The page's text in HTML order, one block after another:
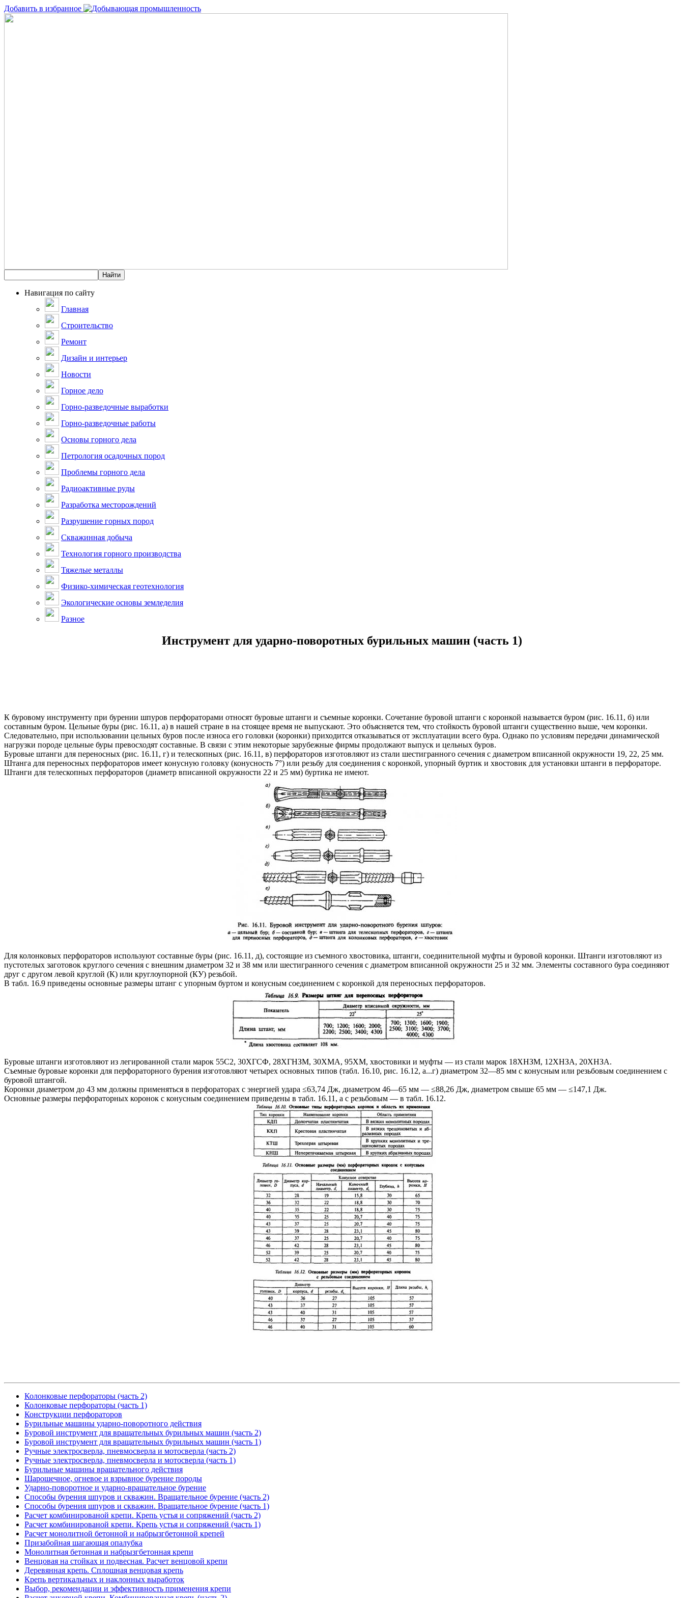
Добавить в избранное
Навигация по сайту
Главная
Строительство
Ремонт
Дизайн и интерьер
Новости
Горное дело
Горно-разведочные выработки
Горно-разведочные работы
Основы горного дела
Петрология осадочных пород
Проблемы горного дела
Радиоактивные руды
Разработка месторождений
Разрушение горных пород
Скважинная добыча
Технология горного производства
Тяжелые металлы
Физико-химическая геотехнология
Экологические основы земледелия
Разное
Инструмент для ударно-поворотных бурильных машин (часть 1)
К буровому инструменту при бурении шпуров перфораторами относят буровые штанги и съемные коронки. Сочетание буровой штанги с коронкой называется буром (рис. 16.11, б) или
составным буром. Цельные буры (рис. 16.11, а) в нашей стране в на стоящее время не выпускают. Это объясняется тем, что стойкость буровой штанги существенно выше, чем коронки.
Следовательно, при использовании цельных буров после износа его головки (коронки) приходится отказываться от эксплуатации всего бура. Однако по условиям передачи динамической
нагрузки породе цельные буры превосходят составные. В связи с этим некоторые зарубежные фирмы продолжают выпуск и цельных буров.
Буровые штанги для переносных (рис. 16.11, г) и телескопных (рис. 16.11, в) перфораторов изготовляют из стали шестигранного сечения с диаметром вписанной окружности 19, 22, 25 мм.
Штанга для переносных перфораторов имеет конусную головку (конусность 7°) или резьбу для соединения с коронкой, упорный буртик и хвостовик для установки штанги в перфораторе.
Штанги для телескопных перфораторов (диаметр вписанной окружности 22 и 25 мм) буртика не имеют.
Для колонковых перфораторов используют составные буры (рис. 16.11, д), состоящие из съемного хвостовика, штанги, соединительной муфты и буровой коронки. Штанги изготовляют из
пустотелых заготовок круглого сечения с внешним диаметром 32 и 38 мм или шестигранного сечения с диаметром вписанной окружности 25 и 32 мм. Элементы составного бура соединяют
друг с другом левой круглой (К) или круглоупорной (КУ) резьбой.
В табл. 16.9 приведены основные размеры штанг с упорным буртом и конусным соединением с коронкой для переносных перфораторов.
Буровые штанги изготовляют из легированной стали марок 55С2, 30ХГСФ, 28ХГНЗМ, 30ХМА, 95ХМ, хвостовики и муфты — из стали марок 18ХНЗМ, 12ХНЗА, 20ХНЗА.
Съемные буровые коронки для перфораторного бурения изготовляют четырех основных типов (табл. 16.10, рис. 16.12, а...г) диаметром 32—85 мм с конусным или резьбовым соединением с
буровой штангой.
Коронки диаметром до 43 мм должны применяться в перфораторах с энергией удара ≤63,74 Дж, диаметром 46—65 мм — ≤88,26 Дж, диаметром свыше 65 мм — ≤147,1 Дж.
Основные размеры перфораторных коронок с конусным соединением приведены в табл. 16.11, а с резьбовым — в табл. 16.12.
Колонковые перфораторы (часть 2)
Колонковые перфораторы (часть 1)
Конструкции перфораторов
Бурильные машины ударно-поворотного действия
Буровой инструмент для вращательных бурильных машин (часть 2)
Буровой инструмент для вращательных бурильных машин (часть 1)
Ручные электросверла, пневмосверла и мотосверла (часть 2)
Ручные электросверла, пневмосверла и мотосверла (часть 1)
Бурильные машины вращательного действия
Шарошечное, огневое и взрывное бурение породы
Ударно-поворотное и ударно-вращательное бурение
Способы бурения шпуров и скважин. Вращательное бурение (часть 2)
Способы бурения шпуров и скважин. Вращательное бурение (часть 1)
Расчет комбинированой крепи. Крепь устья и сопряжений (часть 2)
Расчет комбинированой крепи. Крепь устья и сопряжений (часть 1)
Расчет монолитной бетонной и набрызгбетонной крепей
Призабойная шагающая опалубка
Монолитная бетонная и набрызгбетонная крепи
Венцовая на стойках и подвесная. Расчет венцовой крепи
Деревянная крепь. Сплошная венцовая крепь
Крепь вертикальных и наклонных выработок
Выбор, рекомендации и эффективность применения крепи